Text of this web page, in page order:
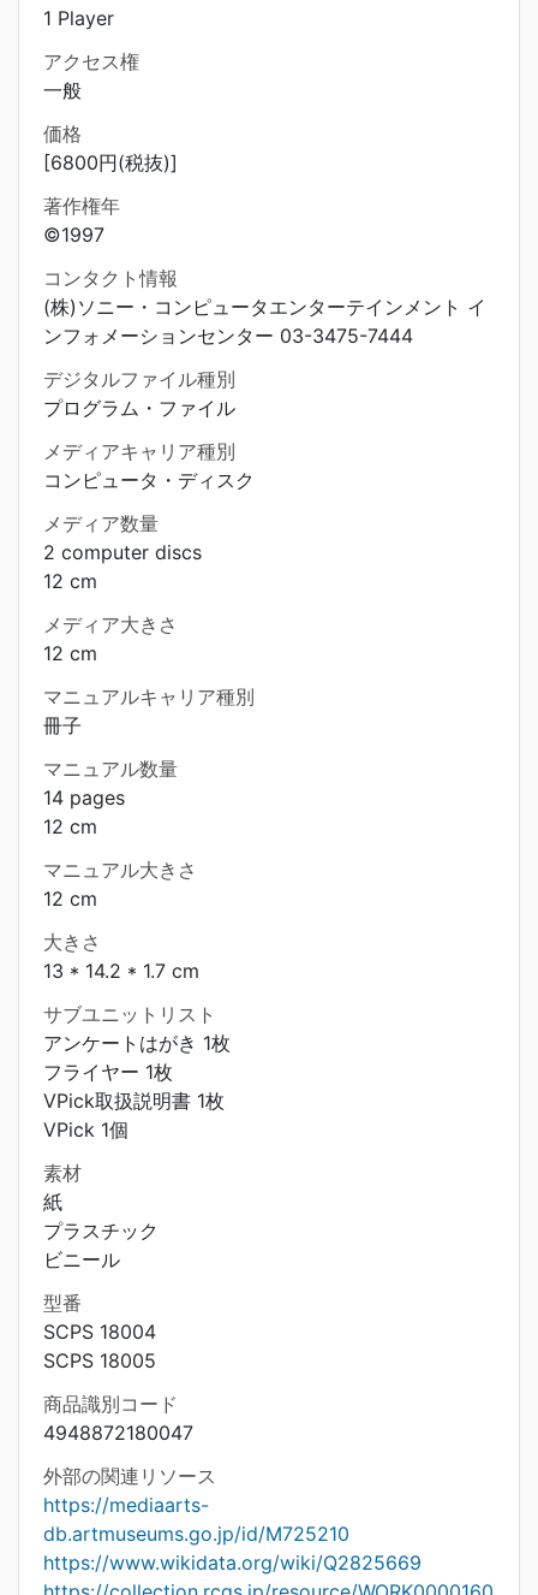
1 Player
アクセス権
一般
価格
[6800円(税抜)]
著作権年
©1997
コンタクト情報
(株)ソニー・コンピュータエンターテインメント イ
ンフォメーションセンター 03-3475-7444
デジタルファイル種別
プログラム・ファイル
メディアキャリア種別
コンピュータ・ディスク
メディア数量
2 computer discs
12 cm
メディア大きさ
12 cm
マニュアルキャリア種別
冊子
マニュアル数量
14 pages
12 cm
マニュアル大きさ
12 cm
大きさ
13 * 14.2 * 1.7 cm
サブユニットリスト
アンケートはがき 1枚
フライヤー 1枚
VPick取扱説明書 1枚
VPick 1個
素材
紙
プラスチック
ビニール
型番
SCPS 18004
SCPS 18005
商品識別コード
4948872180047
外部の関連リソース
https://mediaarts-
db.artmuseums.go.jp/id/M725210
https://www.wikidata.org/wiki/Q2825669